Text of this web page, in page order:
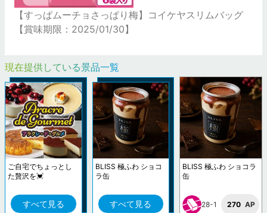
【すっぱムーチョさっぱり梅】コイケヤスリムバッグ
【賞味期限：2025/01/30】
現在提供している景品一覧
ご自宅でちょっとし
た贅沢を💓
すべて見る
BLISS 極ふわ ショコ
ラ缶
すべて見る
BLISS 極ふわ ショコラ
缶
28-1 270 AP